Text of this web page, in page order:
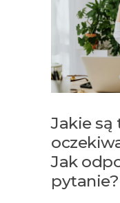
Jakie są
Jak
pytanie?